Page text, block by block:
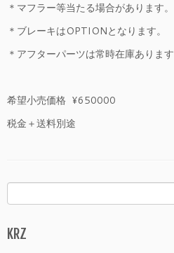
＊マフラー等当たる場合があります。
＊ブレーキはOPTIONとなります。
＊アフターパーツは常時在庫あります
希望小売価格 ¥650000
税金＋送料別途
索:
KRZ